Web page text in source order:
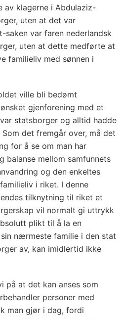
av klagerne i Abdulaziz-
uten at det var
saken var faren nederlandsk
uten at dette medførte at
familieliv med sønnen i
ville bli bedømt
gjenforening med et
statsborger og alltid hadde
det fremgår over, må det
for å se om man har
balanse mellom samfunnets
og den enkeltes
i riket. I denne
tilknytning til riket et
vil normalt gi uttrykk
plikt til å la en
nærmeste familie i den stat
av, kan imidlertid ikke
på at det kan anses som
personer med
man gjør i dag, fordi